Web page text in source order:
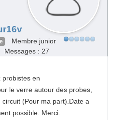
Membre junior
Messages : 27
probistes en
le verre autour des probes,
(Pour ma part).Date a
possible. Merci.